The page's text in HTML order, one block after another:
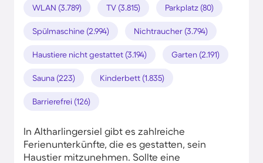
WLAN (3.789) TV (3.815) Parkplatz (80)
Spülmaschine (2.994) Nichtraucher (3.794)
Haustiere nicht gestattet (3.194) Garten (2.191)
Sauna (223) Kinderbett (1.835)
Barrierefrei (126)
In Altharlingersiel gibt es zahlreiche
Ferienunterkünfte, die es gestatten, sein
Haustier mitzunehmen. Sollte eine